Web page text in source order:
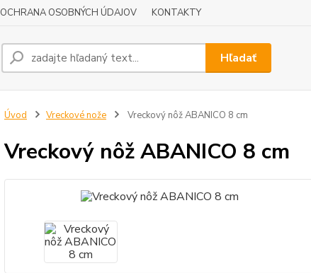
OCHRANA OSOBNÝCH ÚDAJOV KONTAKTY
Hľadať
Úvod Vreckové nože Vreckový nôž ABANICO 8 cm
Vreckový nôž ABANICO 8 cm